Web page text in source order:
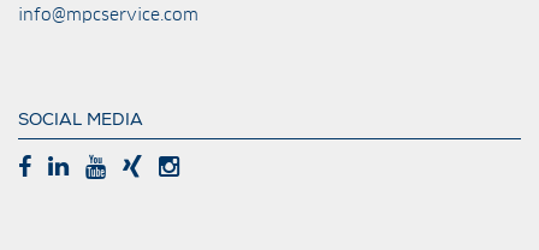
info@mpcservice.com
SOCIAL MEDIA